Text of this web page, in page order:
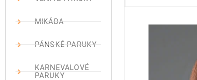
MIKÁDA
PÁNSKÉ PARUKY
KARNEVALOVÉ
PARUKY